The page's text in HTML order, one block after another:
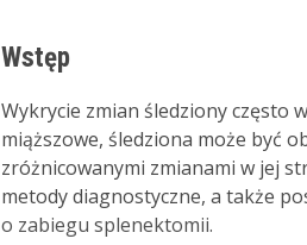
Wstęp
Wykrycie zmian śledziony często
miąższowe, śledziona może być
zróżnicowanymi zmianami w jej
metody diagnostyczne, a także
o zabiegu splenektomii.